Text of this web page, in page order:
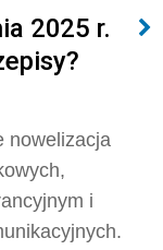
2025 r.
nowelizacja
i